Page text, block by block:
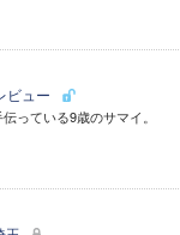
ビュー
っている9歳のサマイ。